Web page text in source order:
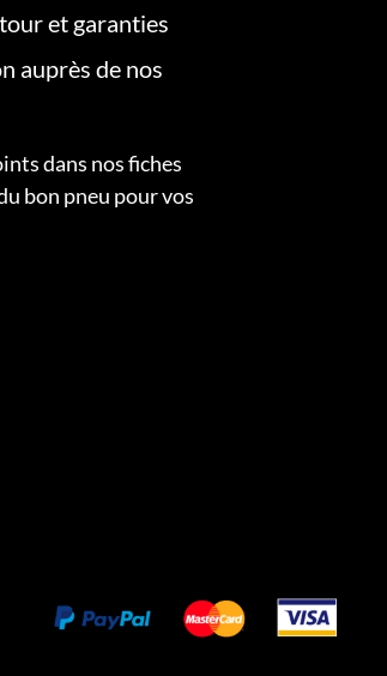
et garanties
auprès de nos
dans nos fiches
bon pneu pour vos